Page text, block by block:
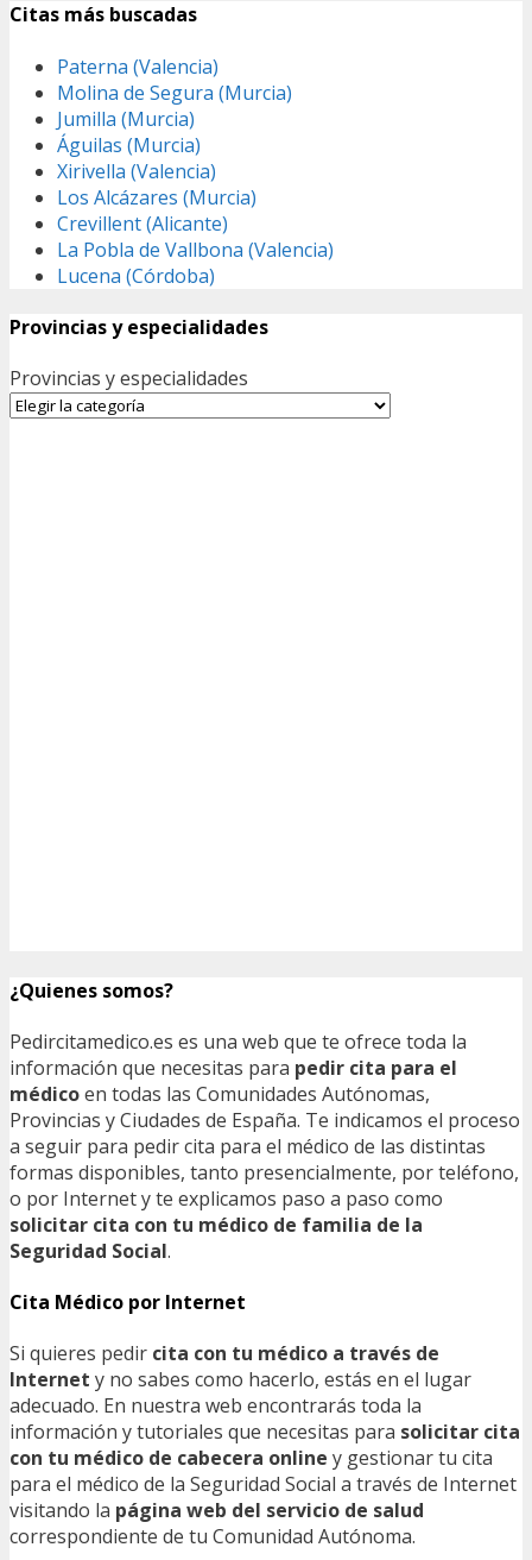
Citas más buscadas
Paterna (Valencia)
Molina de Segura (Murcia)
Jumilla (Murcia)
Águilas (Murcia)
Xirivella (Valencia)
Los Alcázares (Murcia)
Crevillent (Alicante)
La Pobla de Vallbona (Valencia)
Lucena (Córdoba)
Provincias y especialidades
Provincias y especialidades
¿Quienes somos?
Pedircitamedico.es es una web que te ofrece toda la
información que necesitas para pedir cita para el
médicoen todas las Comunidades Autónomas,
Provincias y Ciudades de España. Te indicamos el proceso
a seguir para pedir cita para el médico de las distintas
formas disponibles, tanto presencialmente, por teléfono,
o por Internet y te explicamos paso a paso como
solicitar cita con tu médico de familia de la
Seguridad Social.
Cita Médico por Internet
Si quieres pedir cita con tu médico a través de
Internet y no sabes como hacerlo, estás en el lugar
adecuado. En nuestra web encontrarás toda la
información y tutoriales que necesitas para solicitar cita
con tu médico de cabecera online y gestionar tu cita
para el médico de la Seguridad Social a través de Internet
visitando la página web del servicio de salud
correspondiente de tu Comunidad Autónoma.